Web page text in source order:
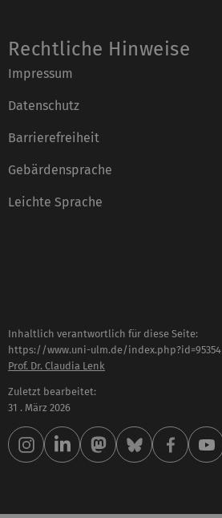
Rechtliche Hinweise
Impressum
Datenschutz
Barrierefreiheit
Gebärdensprache
Leichte Sprache
Inhaltlich verantwortlich für diese Seite:
https://www.uni-ulm.de/index.php?id=95354
Prof. Dr. Claudia Lenk
Zuletzt bearbeitet:
31 . März 2026